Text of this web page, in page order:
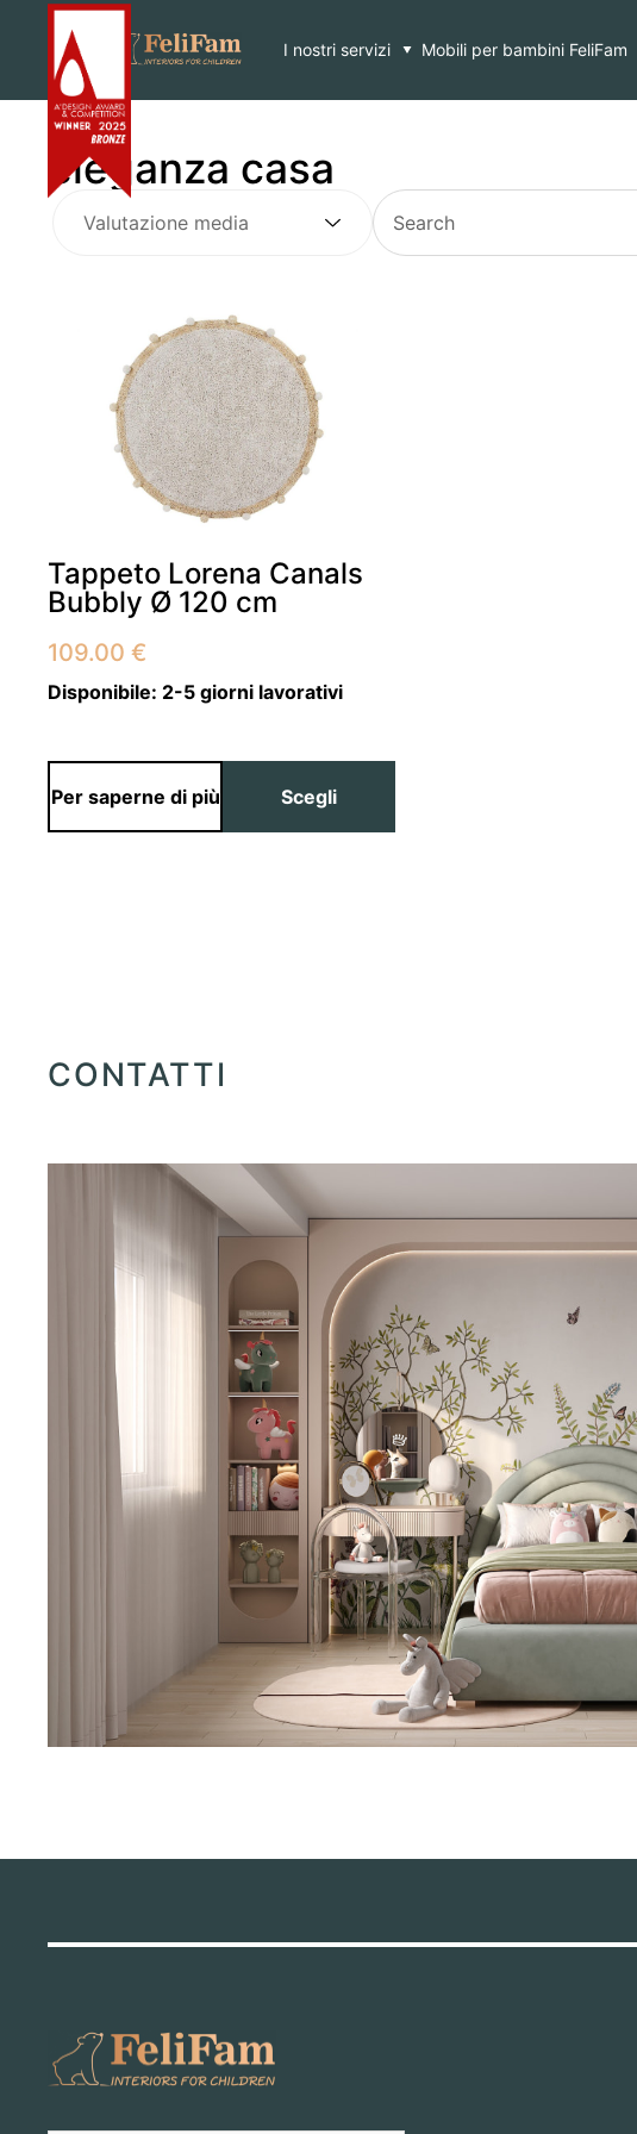
content
I nostri servizi Mobili per bambini FeliFam
Home
eleganza casa
Tappeto Lorena Canals
Bubbly Ø 120 cm
109.00€
Disponibile: 2-5 giorni lavorativi
Per saperne di più Scegli
CONTATTI